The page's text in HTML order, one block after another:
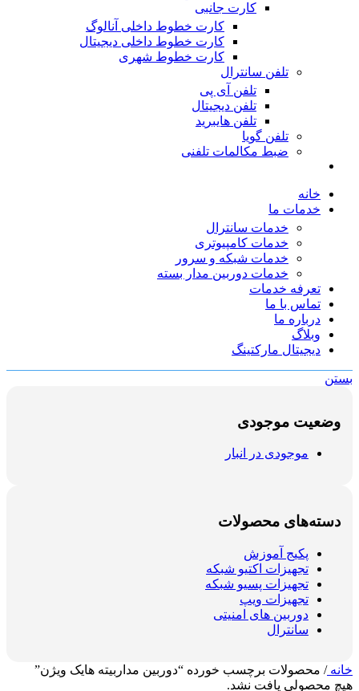
کارت جانبی
کارت خطوط داخلی آنالوگ
کارت خطوط داخلی دیجیتال
کارت خطوط شهری
تلفن سانترال
تلفن آی پی
تلفن دیجیتال
تلفن هایبرید
تلفن گویا
ضبط مکالمات تلفنی
خانه
خدمات ما
خدمات سانترال
خدمات کامپیوتری
خدمات شبکه و سرور
خدمات دوربین مدار بسته
تعرفه خدمات
تماس با ما
درباره ما
وبلاگ
دیجیتال مارکتینگ
بستن
وضعیت موجودی
موجودی در انبار
دسته‌های محصولات
پکیج آموزش
تجهیزات اکتیو شبکه
تجهیزات پسیو شبکه
تجهیزات ویپ
دوربین های امنیتی
سانترال
خانه/ محصولات برچسب خورده “دوربین مداربیته هایک ویژن”
هیچ محصولی یافت نشد.